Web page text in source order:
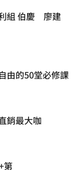
建
由的50堂必修課
銷最大咖
第